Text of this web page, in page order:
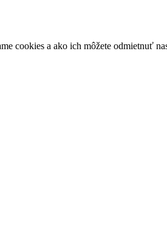
cookies a ako ich môžete odmietnuť